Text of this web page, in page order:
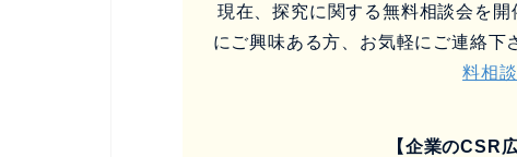
現在、探究に関する無料相談会を
にご興味ある方、お気軽にご連絡下
料相
【企業のCSR